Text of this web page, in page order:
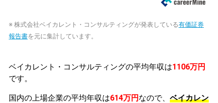
※ 株式会社ベイカレント・コンサルティングが発表している有価証券
報告書を元に集計しています。
ベイカレント・コンサルティングの平均年収は1106万円
です。
国内の上場企業の平均年収は614万円 なので、 ベイカレン